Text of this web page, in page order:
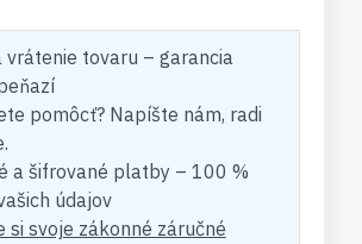
vrátenie tovaru – garancia
pomôcť? Napíšte nám, radi
a šifrované platby – 100 %
údajov
si svoje zákonné záručné